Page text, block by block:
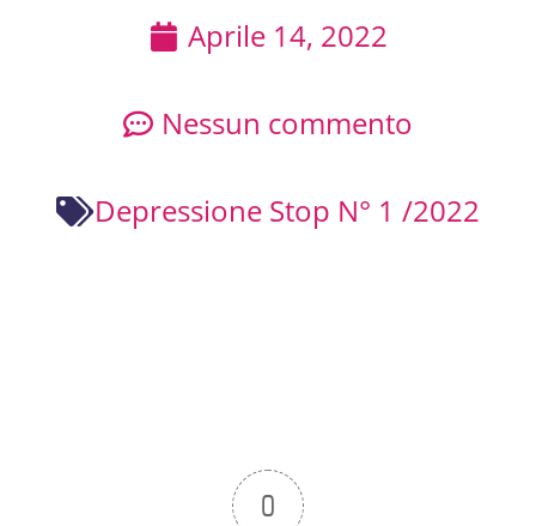
Aprile 14, 2022
Nessun commento
Depressione Stop N° 1 /2022
0